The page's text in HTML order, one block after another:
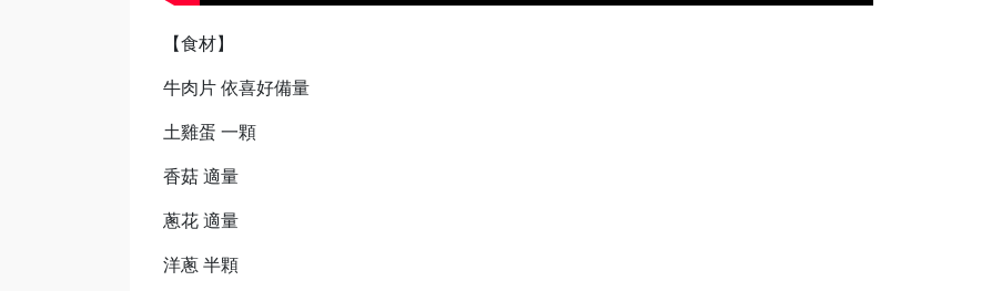
【食材】
牛肉片 依喜好備量
土雞蛋 一顆
香菇 適量
蔥花 適量
洋蔥 半顆